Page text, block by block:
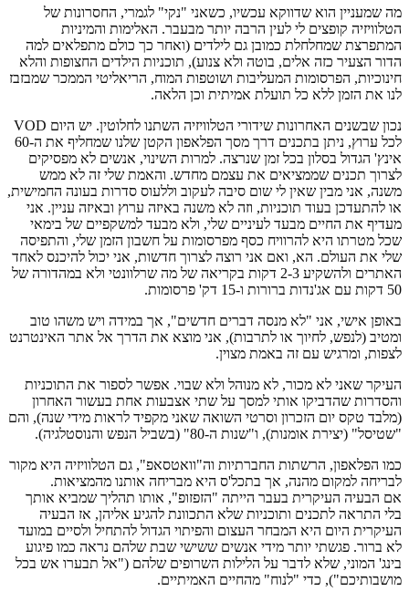
מה שמעניין הוא שדווקא עכשיו, כשאני "נקי" לגמרי, החסרונות של
הטלוויזיה קופצים לי לעין הרבה יותר מבעבר. האלימות והמיניות
המתפרצת שמחלחלת כמובן גם לילדים (ואחר כך כולם מתפלאים למה
הדור הצעיר כזה אלים, בוטה ולא צנוע), תוכניות הילדים החצופות והלא
חינוכיות, הפרסומות המעליבות ושוטפות המוח, הריאליטי הממכר שמבזבז
לנו את הזמן ללא כל תועלת אמיתית וכן הלאה.
נכון שבשנים האחרונות שידורי הטלוויזיה השתנו לחלוטין. יש היום VOD
לכל ערוץ, ניתן בתכנים דרך מסך הפלאפון הקטן שלנו שמחליף את ה-60
אינץ' הגדול בסלון בכל זמן שנרצה. למרות השינוי, אנשים לא מפסיקים
לצרוך תכנים שממציאים את עצמם מחדש. והאמת שלי זה לא ממש
משנה, אני מבין שאין לי שום סיבה לעקוב וללעוס סדרות בעונה החמישית,
או להתעדכן בעוד תוכניות, וזה לא משנה באיזה ערוץ ובאיזה עניין. אני
מעדיף את החיים מבעד לעיניים שלי, ולא מבעד למשקפיים של בימאי
שכל מטרתו היא להרוויח כסף מפרסומות על חשבון הזמן שלי, והתפיסה
שלי את העולם. הא, ואם אני רוצה לצרוך חדשות, אני יכול להיכנס לאחד
האתרים ולהשקיע 2-3 דקות בקריאה של מה שרלוונטי ולא במהדורה של
50 דקות עם אג'נדות ברורות ו-15 דק' פרסומות.
באופן אישי, אני "לא מנסה דברים חדשים", אך במידה ויש משהו טוב
ומטיב (לנפש, לחיוך או לתרבות), אני מוצא את הדרך אל אתר האינטרנט
לצפות, ומרגיש עם זה באמת מצוין.
העיקר שאני לא מכור, לא מנוהל ולא שבוי. אפשר לספור את התוכניות
והסדרות שהדביקו אותי למסך על שתי אצבעות אחת בעשור האחרון
(מלבד טקס יום הזכרון וסרטי השואה שאני מקפיד לראות מידי שנה), והם
"שטיסל" (יצירת אומנות), ו"שנות ה-80" (בשביל הנפש והנוסטלגיה).
כמו הפלאפון, הרשתות החברתיות וה"וואטסאפ", גם הטלוויזיה היא מקור
לבריחה למקום מהנה, אך בתכל'ס היא מבריחה אותנו מהמציאות.
אם הבעיה העיקרית בעבר הייתה "הזפזופ", אותו תהליך שמביא אותך
בלי התראה לתכנים ותוכניות שלא התכוונת להגיע אליהן, אז הבעיה
העיקרית היום היא המבחר העצום והפיתוי הגדול להתחיל ולסיים במועד
לא ברור. פגשתי יותר מידי אנשים ששישי שבת שלהם נראה כמו פיגוע
בינג' המוני, שלא לדבר על הלילות השרופים שלהם ("אל תבערו אש בכל
מושבותיכם"), כדי "לנוח" מהחיים האמיתיים.